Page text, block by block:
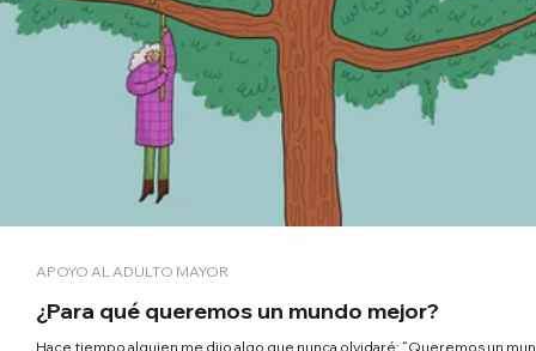
¿Para qué queremos un mundo mejor?
Hace tiempo alguien me dijo algo que nunca olvidaré: “Queremos un
APOYO AL ADULTO MAYOR